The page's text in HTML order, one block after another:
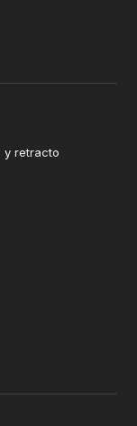
y retracto